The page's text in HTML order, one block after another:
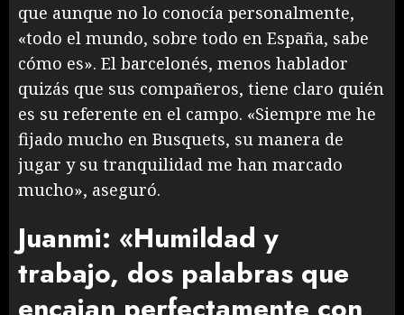
que aunque no lo conocía personalmente,
«todo el mundo, sobre todo en España, sabe
cómo es». El barcelonés, menos hablador
quizás que sus compañeros, tiene claro quién
es su referente en el campo. «Siempre me he
fijado mucho en Busquets, su manera de
jugar y su tranquilidad me han marcado
mucho», aseguró.
Juanmi: «Humildad y
trabajo, dos palabras que